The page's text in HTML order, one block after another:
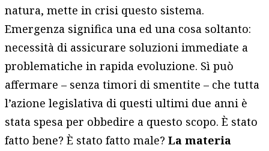
natura, mette in crisi questo sistema.
Emergenza significa una ed una cosa soltanto:
necessità di assicurare soluzioni immediate a
problematiche in rapida evoluzione. Sì può
affermare – senza timori di smentite – che tutta
l’azione legislativa di questi ultimi due anni è
stata spesa per obbedire a questo scopo. È stato
fatto bene? È stato fatto male?La materia